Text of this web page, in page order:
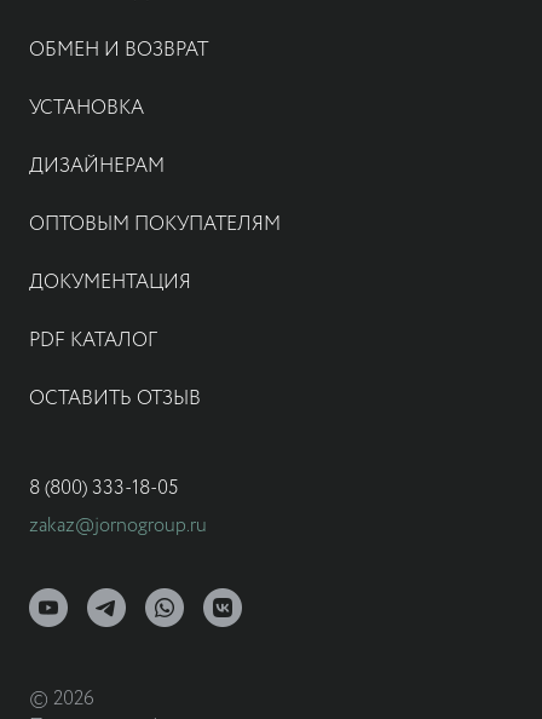
ОБМЕН И ВОЗВРАТ
УСТАНОВКА
ДИЗАЙНЕРАМ
ОПТОВЫМ ПОКУПАТЕЛЯМ
ДОКУМЕНТАЦИЯ
PDF КАТАЛОГ
ОСТАВИТЬ ОТЗЫВ
8 (800) 333-18-05
zakaz@jornogroup.ru
© 2026